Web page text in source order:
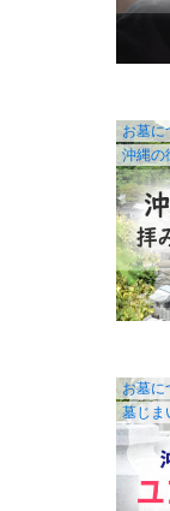
お墓に
沖縄の
お墓に
墓じま